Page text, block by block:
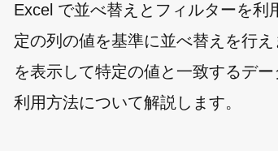
Excel で並べ替えとフィルターを
定の列の値を基準に並べ替えを行
を表示して特定の値と一致するデ
利用方法について解説します。